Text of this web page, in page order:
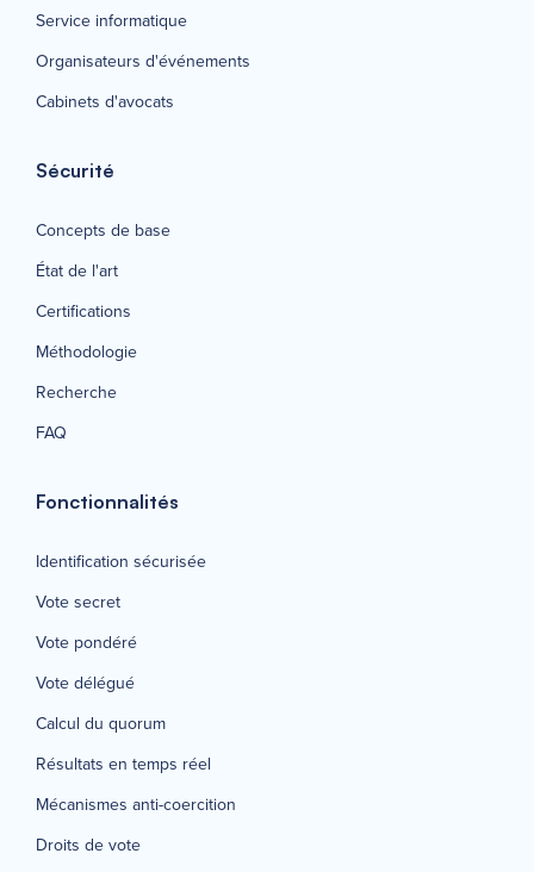
Service informatique
Organisateurs d'événements
Cabinets d'avocats
Sécurité
Concepts de base
État de l'art
Certifications
Méthodologie
Recherche
FAQ
Fonctionnalités
Identification sécurisée
Vote secret
Vote pondéré
Vote délégué
Calcul du quorum
Résultats en temps réel
Mécanismes anti-coercition
Droits de vote